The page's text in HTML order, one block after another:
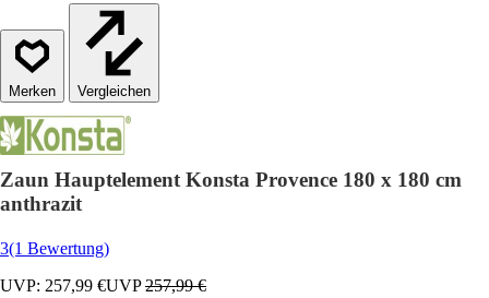
Vergleichen
Zaun Hauptelement Konsta Provence 180 x 180 cm
anthrazit
3(1 Bewertung)
UVP: 257,99 €UVP257,99 €